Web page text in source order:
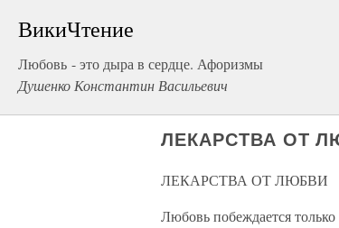
ВикиЧтение
Любовь - это дыра в сердце. Афоризмы
Душенко Константин Васильевич
ЛЕКАРСТВА ОТ
ЛЕКАРСТВА ОТ ЛЮБВИ
Любовь побеждается только